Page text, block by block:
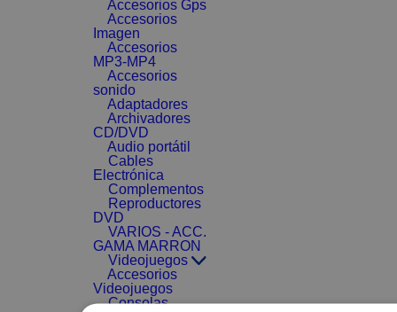
Accesorios Gps
Accesorios
Imagen
Accesorios
MP3-MP4
Accesorios
sonido
Adaptadores
Archivadores
CD/DVD
Audio portátil
Cables
Electrónica
Complementos
Reproductores
DVD
VARIOS - ACC.
GAMA MARRON
Videojuegos
Accesorios
Videojuegos
Consolas